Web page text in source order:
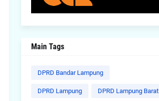
Main Tags
DPRD Bandar Lampung
DPRD Lampung DPRD Lampung Barat